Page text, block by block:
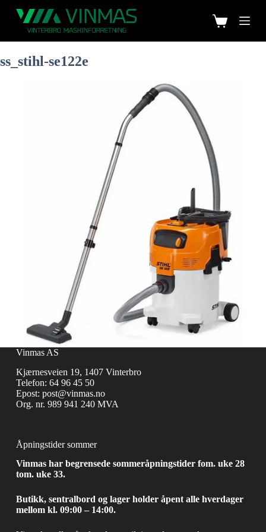
ss_stihl-se122e
Vinmas AS
Kjærnesveien 19, 1407 Vinterbro
Telefon: 64 96 45 50
Epost: post@vinmas.no
Org. nr. 989 941 240 MVA
Åpningstider sommer
Vinmas har begrensede sommeråpningstider fom. uke 28
tom. uke 33.
Butikk, sentralbord og lager holder åpent alle hverdager
mellom kl. 09:00 – 14:00.